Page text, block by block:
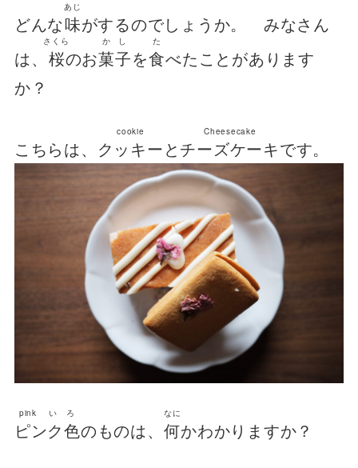
どんな味
あじ
がするのでしょうか。 みなさん
は、 桜
さくら
のお菓子
かし
を食
た
べたことがあります
か？
こちらは、 クッキー
cookie
とチーズケーキ
Cheesecake
です。
ピンク色
pink いろ
のものは、 何
なに
かわかりますか？